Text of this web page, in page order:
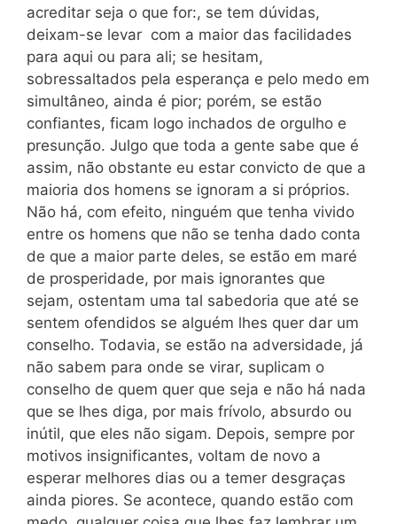
acreditar seja o que for:, se tem dúvidas,
deixam-se levar com a maior das facilidades
para aqui ou para ali; se hesitam,
sobressaltados pela esperança e pelo medo em
simultâneo, ainda é pior; porém, se estão
confiantes, ficam logo inchados de orgulho e
presunção. Julgo que toda a gente sabe que é
assim, não obstante eu estar convicto de que a
maioria dos homens se ignoram a si próprios.
Não há, com efeito, ninguém que tenha vivido
entre os homens que não se tenha dado conta
de que a maior parte deles, se estão em maré
de prosperidade, por mais ignorantes que
sejam, ostentam uma tal sabedoria que até se
sentem ofendidos se alguém lhes quer dar um
conselho. Todavia, se estão na adversidade, já
não sabem para onde se virar, suplicam o
conselho de quem quer que seja e não há nada
que se lhes diga, por mais frívolo, absurdo ou
inútil, que eles não sigam. Depois, sempre por
motivos insignificantes, voltam de novo a
esperar melhores dias ou a temer desgraças
ainda piores. Se acontece, quando estão com